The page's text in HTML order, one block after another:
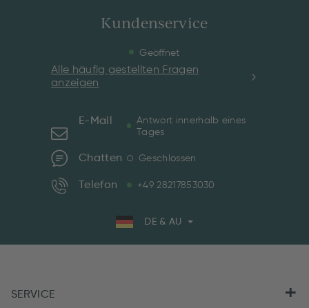
Kundenservice
Geöffnet
Alle häufig gestellten Fragen
anzeigen
E-Mail
Antwort innerhalb eines
Tages
Chatten Geschlossen
Telefon +49 28217853030
DE & AU
SERVICE